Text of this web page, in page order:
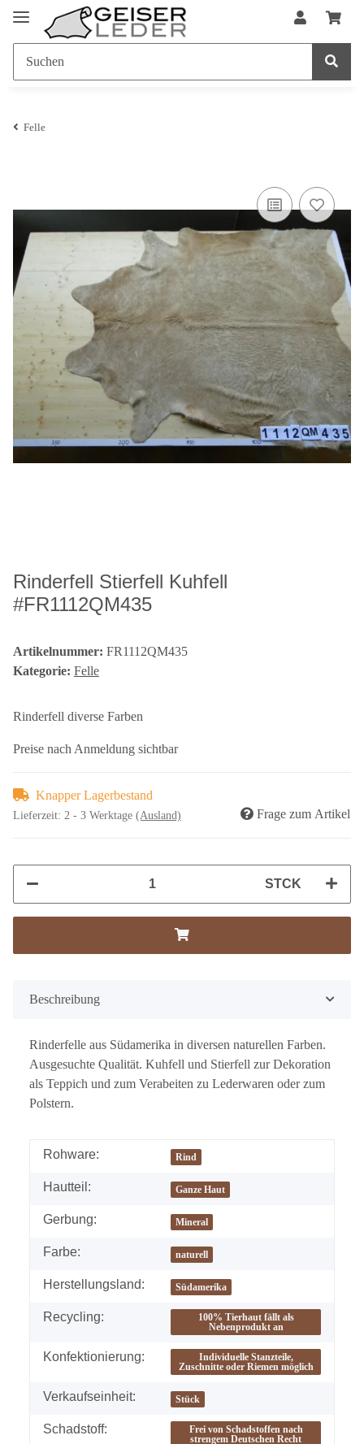
Felle
Rinderfell Stierfell Kuhfell
#FR1112QM435
Artikelnummer: FR1112QM435
Kategorie: Felle
Rinderfell diverse Farben
Preise nach Anmeldung sichtbar
Knapper Lagerbestand
Lieferzeit: 2 - 3 Werktage (Ausland) Frage zum Artikel
STCK
Beschreibung
Rinderfelle aus Südamerika in diversen naturellen Farben.
Ausgesuchte Qualität. Kuhfell und Stierfell zur Dekoration
als Teppich und zum Verabeiten zu Lederwaren oder zum
Polstern.
Rohware: Rind
Hautteil: Ganze Haut
Gerbung: Mineral
Farbe: naturell
Herstellungsland: Südamerika
Recycling:
100% Tierhaut fällt als
Nebenprodukt an
Konfektionierung:
Individuelle Stanzteile,
Zuschnitte oder Riemen möglich
Verkaufseinheit: Stück
Schadstoff:
Frei von Schadstoffen nach
strengem Deutschen Recht